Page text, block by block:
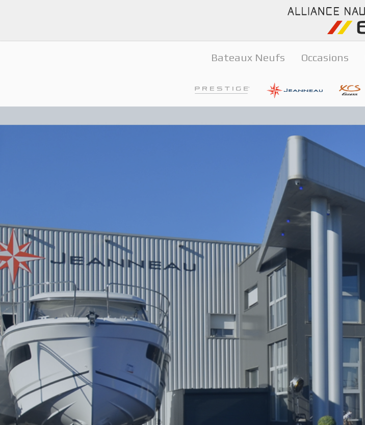
Bateaux Neufs Occasions
Prestige Jeanneau Excess